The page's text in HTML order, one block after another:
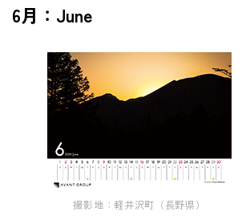
6月：June
撮影地：軽井沢町（長野県）